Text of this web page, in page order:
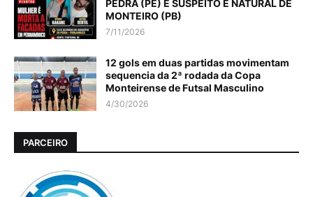
PEDRA (PE) E SUSPEITO É NATURAL DE
MONTEIRO (PB)
7/11/2026
12 gols em duas partidas movimentam
sequencia da 2ª rodada da Copa
Monteirense de Futsal Masculino
4/30/2026
PARCEIRO